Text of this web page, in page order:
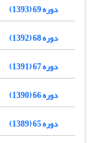
دوره 69 (1393)
دوره 68 (1392)
دوره 67 (1391)
دوره 66 (1390)
دوره 65 (1389)